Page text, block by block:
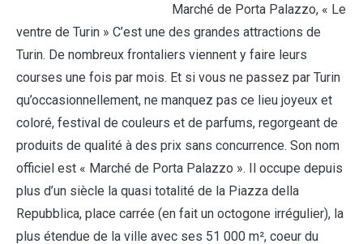
Marché de Porta Palazzo, « Le
ventre de Turin » C’est une des grandes attractions de
Turin. De nombreux frontaliers viennent y faire leurs
courses une fois par mois. Et si vous ne passez par Turin
qu’occasionnellement, ne manquez pas ce lieu joyeux et
coloré, festival de couleurs et de parfums, regorgeant de
produits de qualité à des prix sans concurrence. Son nom
officiel est « Marché de Porta Palazzo ». Il occupe depuis
plus d’un siècle la quasi totalité de la Piazza della
Repubblica, place carrée (en fait un octogone irrégulier), la
plus étendue de la ville avec ses 51 000 m², coeur du